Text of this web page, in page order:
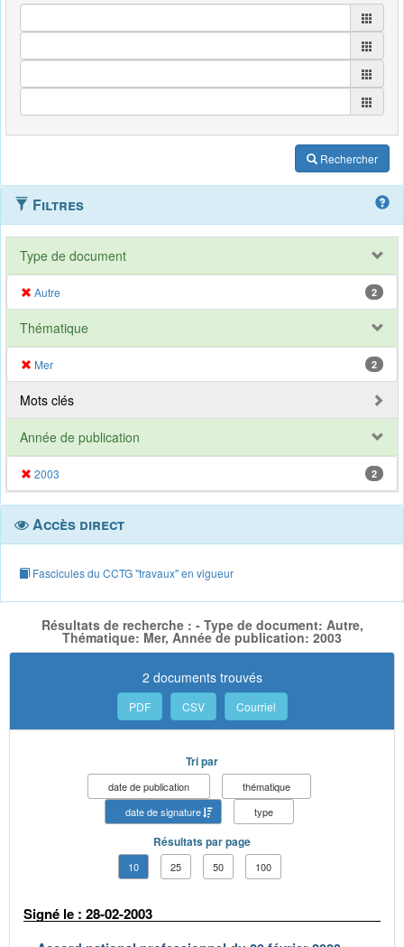
Rechercher
Filtres
Type de document
Autre 2
Thématique
Mer 2
Mots clés
Année de publication
2003 2
Accès direct
Fascicules du CCTG "travaux" en vigueur
Résultats de recherche : - Type de document: Autre,
Thématique: Mer, Année de publication: 2003
2 documents trouvés
PDF CSV Courriel
Tri par
date de publication
thématique
date de signature
type
Résultats par page
10 25 50 100
Signé le : 28-02-2003